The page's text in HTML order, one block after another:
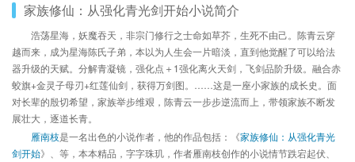
家族修仙：从强化青光剑开始小说简介
浩荡星海，妖魔吞天，非宗门修行之士命如草芥，生死不由己。陈青云穿
越而来，成为星海陈氏子弟，本以为人生会一片暗淡，直到他觉醒了可以给法
器升级的天赋。分解青凝镜，强化点＋1强化离火天剑，飞剑品阶升级。融合赤
蛟旗+金灵子母刃+红莲仙剑，获得万剑图。……这是一座小家族的成长史。面
对长辈的殷切希望，家族举步维艰，陈青云一步步逆流而上，带领家族不断发
展壮大，逐道长青。
雁南枝是一名出色的小说作者，他的作品包括：《家族修仙：从强化青光
剑开始》、等，本本精品，字字珠玑，作者雁南枝创作的小说情节跌宕起伏、